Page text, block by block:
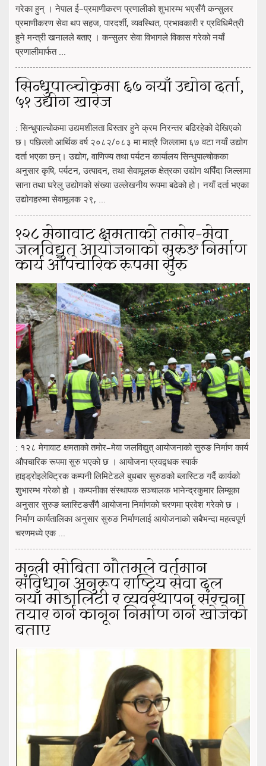
गरेका हुन् । नेपाल ई–प्रमाणीकरण प्रणालीको शुभारम्भ भएसँगै कन्सुलर
प्रमाणीकरण सेवा थप सहज, पारदर्शी, व्यवस्थित, प्रभावकारी र प्रविधिमैत्री
हुने मन्त्री खनालले बताए । कन्सुलर सेवा विभागले विकास गरेको नयाँ
प्रणालीमार्फत ...
सिन्धुपाल्चोकमा ६७ नयाँ उद्योग दर्ता,
५१ उद्योग खारेज
: सिन्धुपाल्चोकमा उद्यमशीलता विस्तार हुने क्रम निरन्तर बढिरहेको देखिएको
छ। पछिल्लो आर्थिक वर्ष २०८२/०८३ मा मात्रै जिल्लामा ६७ वटा नयाँ उद्योग
दर्ता भएका छन्। उद्योग, वाणिज्य तथा पर्यटन कार्यालय सिन्धुपाल्चोकका
अनुसार कृषि, पर्यटन, उत्पादन, तथा सेवामूलक क्षेत्रका उद्योग थपिँदा जिल्लामा
साना तथा घरेलु उद्योगको संख्या उल्लेखनीय रूपमा बढेको हो। नयाँ दर्ता भएका
उद्योगहरुमा सेवामूलक २९, ...
१२८ मेगावाट क्षमताको तमोर–मेवा
जलविद्युत् आयोजनाको सुरुङ निर्माण
कार्य औपचारिक रूपमा सुरु
: १२८ मेगावाट क्षमताको तमोर–मेवा जलविद्युत् आयोजनाको सुरुङ निर्माण कार्य
औपचारिक रूपमा सुरु भएको छ । आयोजना प्रवद्र्धक स्पार्क
हाइड्रोइलेक्ट्रिक कम्पनी लिमिटेडले बुधबार सुरुङको ब्लास्टिङ गर्दै कार्यको
शुभारम्भ गरेको हो । कम्पनीका संस्थापक सञ्चालक भानेन्द्रकुमार लिम्बूका
अनुसार सुरुङ ब्लास्टिङसँगै आयोजना निर्माणको चरणमा प्रवेश गरेको छ ।
निर्माण कार्यतालिका अनुसार सुरुङ निर्माणलाई आयोजनाको सबैभन्दा महत्वपूर्ण
चरणमध्ये एक ...
मन्त्री सोबिता गौतमले वर्तमान
संविधान अनुरूप राष्ट्रिय सेवा दल
नयाँ मोडालिटी र व्यवस्थापन संरचना
तयार गर्न कानून निर्माण गर्न खोजेको
बताए